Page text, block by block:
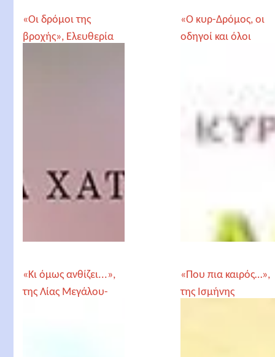
«Οι δρόμοι της
βροχής», Ελευθερία
«Ο κυρ-Δρόμος, οι
οδηγοί και όλοι
«Κι όμως ανθίζει...»,
της Λίας Μεγάλου-
«Που πια καιρός…»,
της Ισμήνης